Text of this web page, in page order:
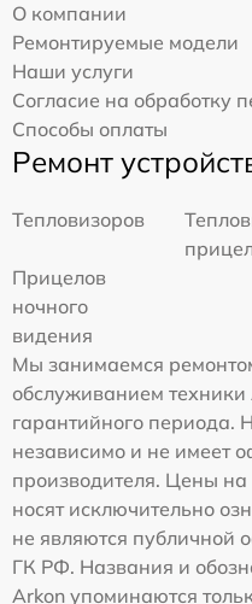
О компании
Ремонтируемые модели
Наши услуги
Согласие на обработку
Способы оплаты
Ремонт
Тепловизоров
Прицелов
ночного
видения
Мы занимаемся
обслуживанием техники
гарантийного периода.
независимо и не имеет
производителя. Цены
носят исключительно
не являются публичной
ГК РФ. Названия и
Arkon упоминаются